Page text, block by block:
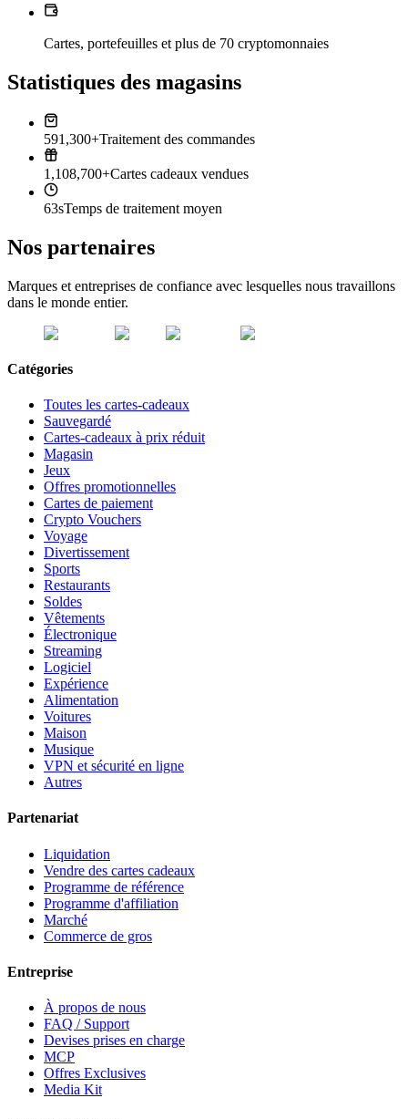
Cartes, portefeuilles et plus de 70 cryptomonnaies
Statistiques des magasins
591,300+Traitement des commandes
1,108,700+Cartes cadeaux vendues
63sTemps de traitement moyen
Nos partenaires
Marques et entreprises de confiance avec lesquelles nous travaillons
dans le monde entier.
Catégories
Toutes les cartes-cadeaux
Sauvegardé
Cartes-cadeaux à prix réduit
Magasin
Jeux
Offres promotionnelles
Cartes de paiement
Crypto Vouchers
Voyage
Divertissement
Sports
Restaurants
Soldes
Vêtements
Électronique
Streaming
Logiciel
Expérience
Alimentation
Voitures
Maison
Musique
VPN et sécurité en ligne
Autres
Partenariat
Liquidation
Vendre des cartes cadeaux
Programme de référence
Programme d'affiliation
Marché
Commerce de gros
Entreprise
À propos de nous
FAQ / Support
Devises prises en charge
MCP
Offres Exclusives
Media Kit